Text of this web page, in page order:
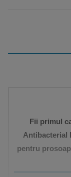
Fii primul
Antibacterial
pentru